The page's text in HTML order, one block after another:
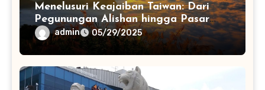
Menelusuri Keajaiban Taiwan: Dari
Pegunungan Alishan hingga Pasar
Malam Taipeix
admin 05/29/2025